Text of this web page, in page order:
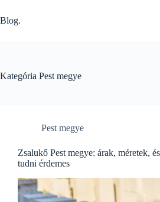
to
content
Blog.
Kategória Pest megye
Pest megye
Zsalukő Pest megye: árak, méretek,
tudni érdemes